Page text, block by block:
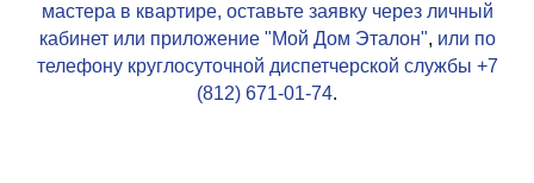
мастера в квартире, оставьте заявку через личный
кабинет или приложение "Мой Дом Эталон", или по
телефону круглосуточной диспетчерской службы +7
(812) 671-01-74.